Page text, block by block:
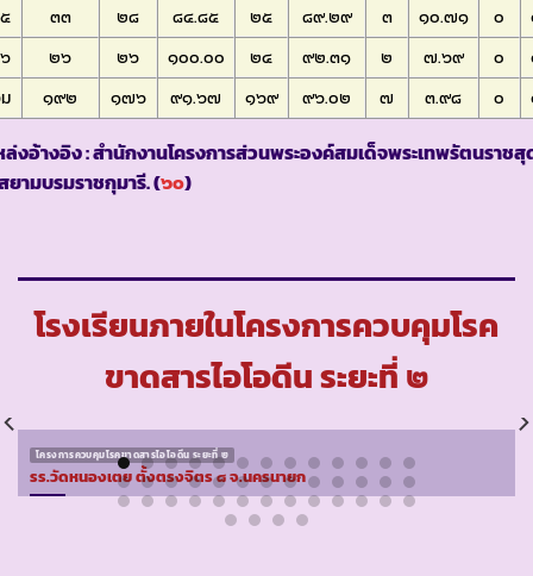
๓๓ ๒๘ ๘๔.๘๕ ๒๕ ๘๙.๒๙ ๓ ๑๐.๗๑ ๐
๒๖ ๒๖ ๑๐๐.๐๐ ๒๔ ๙๒.๓๑ ๒ ๗.๖๙ ๐
๑๙๒ ๑๗๖ ๙๑.๖๗ ๑๖๙ ๙๖.๐๒ ๗ ๓.๙๘ ๐
งอ้างอิง : สำนักงานโครงการส่วนพระองค์สมเด็จพระเทพรัตนราชสุ
ยามบรมราชกุมารี. (๖๐)
โรงเรียนภายในโครงการควบคุมโรค
ขาดสารไอโอดีน ระยะที่ ๒
โครงการควบคุมโรคขาดสารไอโอดีน ระยะที่ ๒
รร.วัดหนองเตย ตั้งตรงจิตร ๘ จ.นครนายก